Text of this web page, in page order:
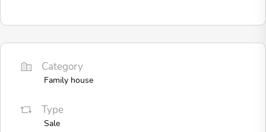
Category
Family house
Type
Sale